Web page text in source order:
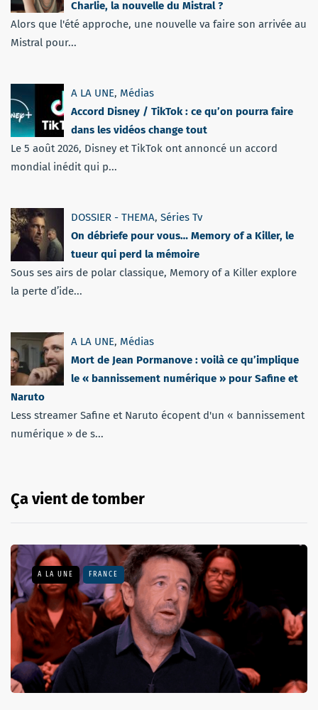
Charlie, la nouvelle du Mistral ?
Alors que l'été approche, une nouvelle va faire son arrivée au
Mistral pour...
A LA UNE, Médias
Accord Disney / TikTok : ce qu’on pourra faire
dans les vidéos change tout
Le 5 août 2026, Disney et TikTok ont annoncé un accord
mondial inédit qui p...
DOSSIER - THEMA, Séries Tv
On débriefe pour vous… Memory of a Killer, le
tueur qui perd la mémoire
Sous ses airs de polar classique, Memory of a Killer explore
la perte d’ide...
A LA UNE, Médias
Mort de Jean Pormanove : voilà ce qu’implique
le « bannissement numérique » pour Safine et
Naruto
Less streamer Safine et Naruto écopent d'un « bannissement
numérique » de s...
Ça vient de tomber
A LA UNE FRANCE